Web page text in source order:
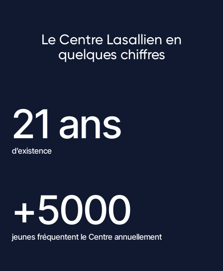
Le Centre Lasallien en
quelques chiffres
21 ans
d’existence
+5000
jeunes fréquentent le Centre annuellement